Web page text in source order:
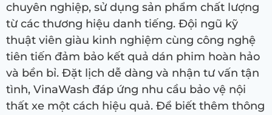
chuyên nghiệp, sử dụng sản phẩm chất lượng
từ các thương hiệu danh tiếng. Đội ngũ kỹ
thuật viên giàu kinh nghiệm cùng công nghệ
tiên tiến đảm bảo kết quả dán phim hoàn hảo
và bền bỉ. Đặt lịch dễ dàng và nhận tư vấn tận
tình, VinaWash đáp ứng nhu cầu bảo vệ nội
thất xe một cách hiệu quả. Để biết thêm thông